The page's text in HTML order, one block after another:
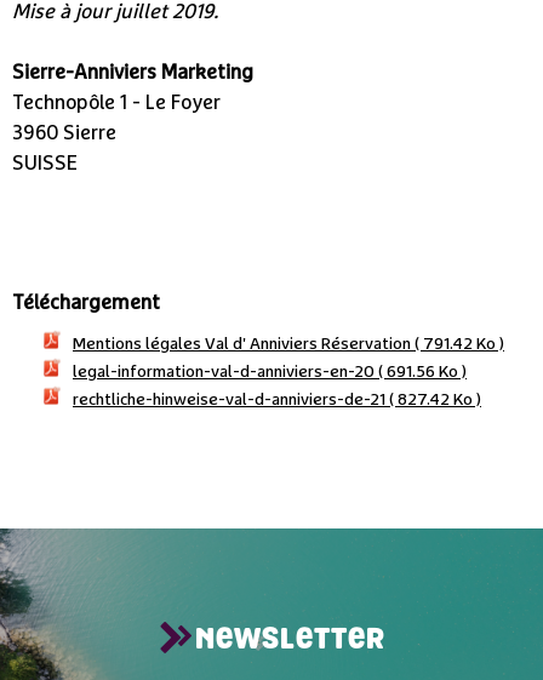
Mise à jour juillet 2019.
Sierre-Anniviers Marketing
Technopôle 1 - Le Foyer
3960 Sierre
​SUISSE
Téléchargement
Mentions légales Val d' Anniviers Réservation ( 791.42 Ko )
legal-information-val-d-anniviers-en-20 ( 691.56 Ko )
rechtliche-hinweise-val-d-anniviers-de-21 ( 827.42 Ko )
NEWSLETTER